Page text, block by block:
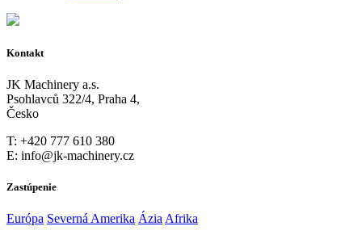
Kontakt
JK Machinery a.s.
Psohlavců 322/4, Praha 4,
Česko
T: +420 777 610 380
E: info@jk-machinery.cz
Zastúpenie
Európa Severná Amerika ÁziaAfrika